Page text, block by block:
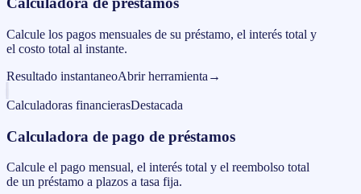
Calcule los pagos mensuales de su préstamo, el interés total y
el costo total al instante.
Resultado instantaneoAbrir herramienta →
Calculadoras financierasDestacada
Calculadora de pago de préstamos
Calcule el pago mensual, el interés total y el reembolso total
de un préstamo a plazos a tasa fija.